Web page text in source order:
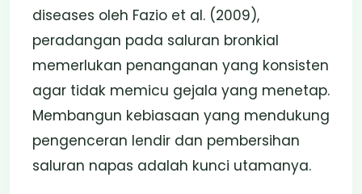
diseases oleh Fazio et al. (2009),
peradangan pada saluran bronkial
memerlukan penanganan yang konsisten
agar tidak memicu gejala yang menetap.
Membangun kebiasaan yang mendukung
pengenceran lendir dan pembersihan
saluran napas adalah kunci utamanya.